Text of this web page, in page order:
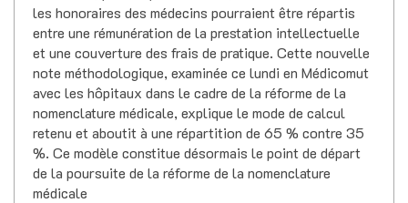
les honoraires des médecins pourraient être répartis
entre une rémunération de la prestation intellectuelle
et une couverture des frais de pratique. Cette nouvelle
note méthodologique, examinée ce lundi en Médicomut
avec les hôpitaux dans le cadre de la réforme de la
nomenclature médicale, explique le mode de calcul
retenu et aboutit à une répartition de 65 % contre 35
%. Ce modèle constitue désormais le point de départ
de la poursuite de la réforme de la nomenclature
médicale